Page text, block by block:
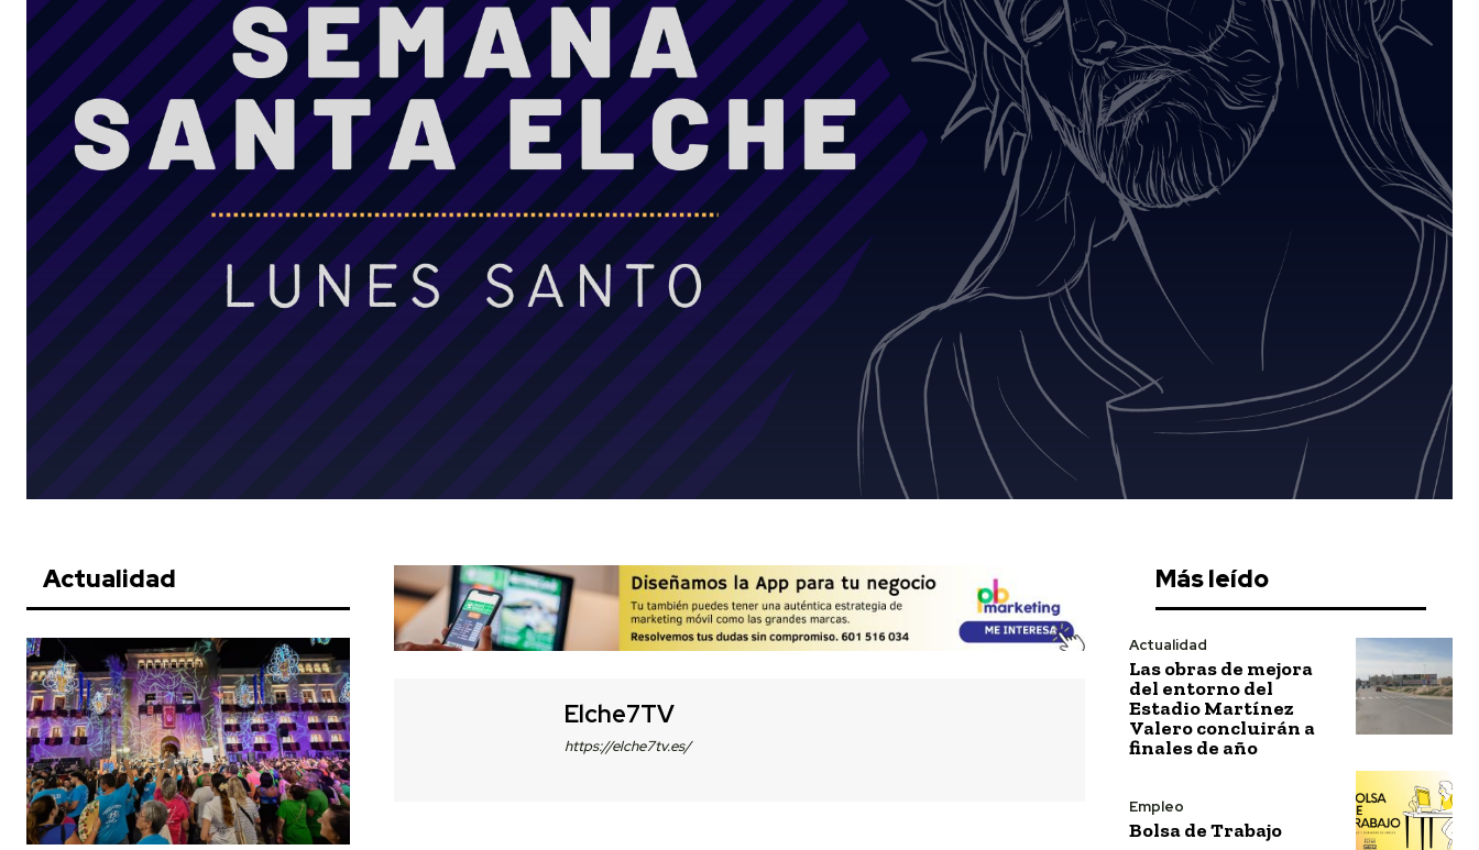
Actualidad
Elche7TV
https://elche7tv.es/
Más leído
Actualidad
Las obras de mejora
del entorno del
Estadio Martínez
Valero concluirán a
finales de año
Empleo
Bolsa de Trabajo